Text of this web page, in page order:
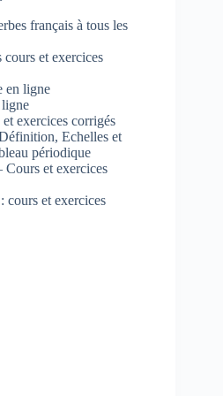
français à tous les
et exercices
en ligne
ligne
exercices corrigés
Echelles et
périodique
et exercices
cours et exercices